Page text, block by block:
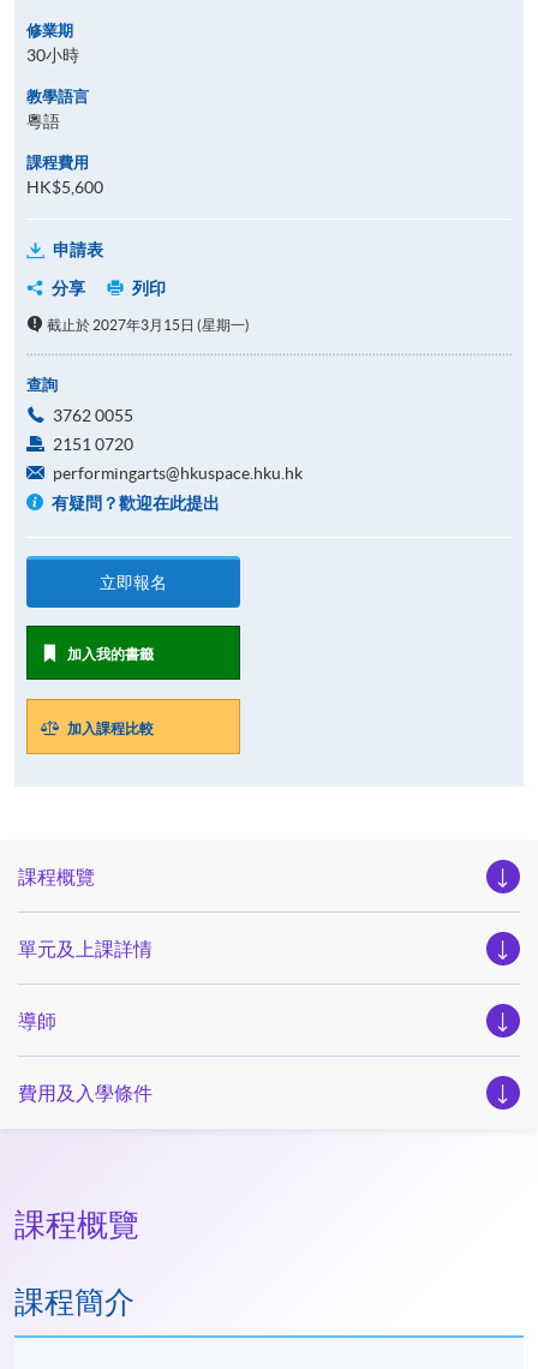
修業期
30小時
教學語言
粵語
課程費用
HK$5,600
申請表
分享
列印
截止於 2027年3月15日 (星期一)
查詢
3762 0055
2151 0720
performingarts@hkuspace.hku.hk
有疑問？歡迎在此提出
立即報名
加入我的書籤
加入課程比較
課程概覽
單元及上課詳情
導師
費用及入學條件
課程概覽
課程簡介